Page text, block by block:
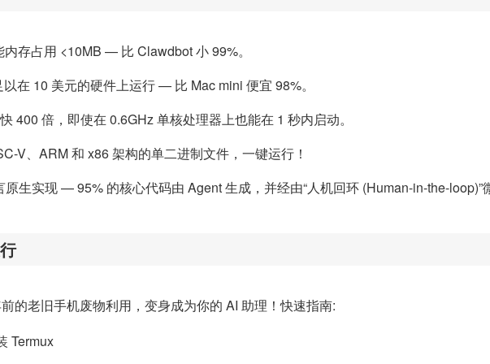
内存占用 <10MB — 比 Clawdbot 小 99%。
在 10 美元的硬件上运行 — 比 Mac mini 便宜 98%。
400 倍，即使在 0.6GHz 单核处理器上也能在 1 秒内启动。
V、ARM 和 x86 架构的单二进制文件，一键运行！
原生实现 — 95% 的核心代码由 Agent 生成，并经由“人机回环 (Human-in-the-loop)”
的老旧手机废物利用，变身成为你的 AI 助理！快速指南:
Termux